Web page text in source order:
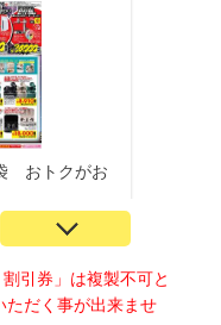
引券」は複製不可と
ただく事が出来ませ